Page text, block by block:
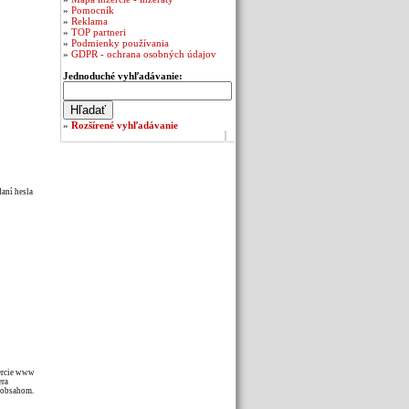
hesla
www
» Pomocník
» Reklama
» TOP partneri
» Podmienky používania
» GDPR - ochrana osobných údajov
Jednoduché vyhľadávanie:
» Rozšírené vyhľadávanie